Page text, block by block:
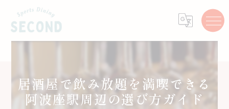
居酒屋で飲み放題を満喫できる
阿波座駅周辺の選び方ガイド